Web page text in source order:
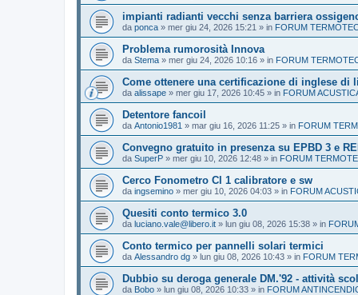
impianti radianti vecchi senza barriera
da ponca » mer giu 24, 2026 15:21 » in FORUM
Problema rumorosità Innova
da Stema » mer giu 24, 2026 10:16 » in FORUM
Come ottenere una certificazione di inglese di
da alissape » mer giu 17, 2026 10:45 » in FORUM
Detentore fancoil
da Antonio1981 » mar giu 16, 2026 11:25 » in FORUM
Convegno gratuito in presenza su EPBD 3 e
da SuperP » mer giu 10, 2026 12:48 » in FORUM
Cerco Fonometro Cl 1 calibratore e sw
da ingsemino » mer giu 10, 2026 04:03 » in FORUM
Quesiti conto termico 3.0
da luciano.vale@libero.it » lun giu 08, 2026 15:38 » in
Conto termico per pannelli solari termici
da Alessandro dg » lun giu 08, 2026 10:43 » in FORUM
Dubbio su deroga generale DM.'92 - attività
da Bobo » lun giu 08, 2026 10:33 » in FORUM